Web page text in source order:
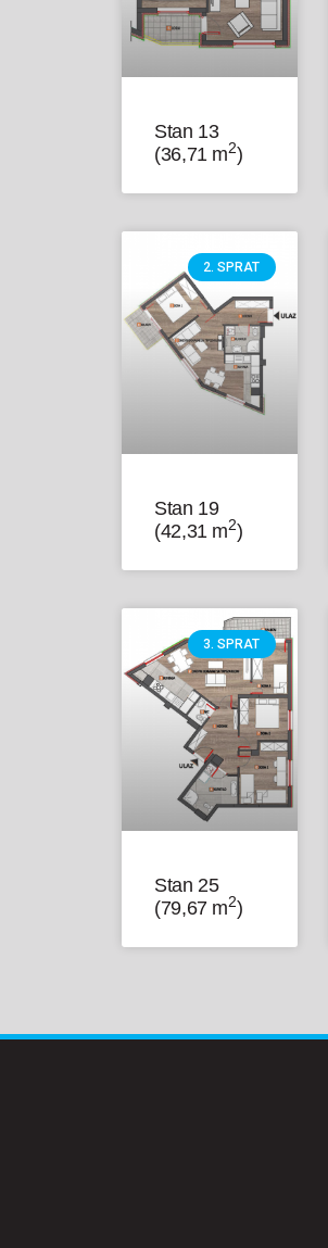
Stan 13
(36,71 m2)
2. SPRAT
Stan 19
(42,31 m2)
3. SPRAT
Stan 25
(79,67 m2)